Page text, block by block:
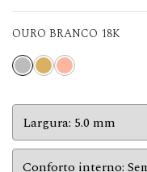
OURO BRANCO 18K